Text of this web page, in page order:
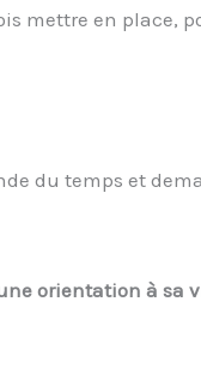
mettre en place,
du temps et
orientation à sa